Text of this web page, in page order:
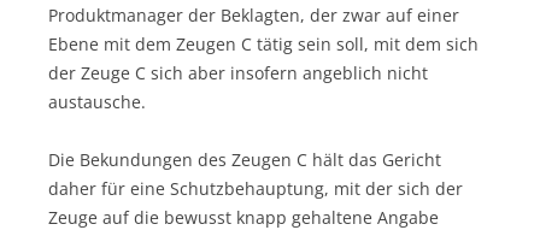
Produktmanager der Beklagten, der zwar auf einer
Ebene mit dem Zeugen C tätig sein soll, mit dem sich
der Zeuge C sich aber insofern angeblich nicht
austausche.
Die Bekundungen des Zeugen C hält das Gericht
daher für eine Schutzbehauptung, mit der sich der
Zeuge auf die bewusst knapp gehaltene Angabe